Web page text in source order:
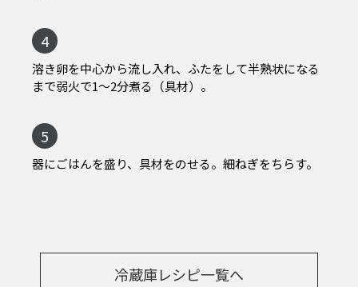
4
溶き卵を中心から流し入れ、ふたをして半熟状になる
まで弱火で1〜2分煮る（具材）。
5
器にごはんを盛り、具材をのせる。細ねぎをちらす。
冷蔵庫レシピ一覧へ